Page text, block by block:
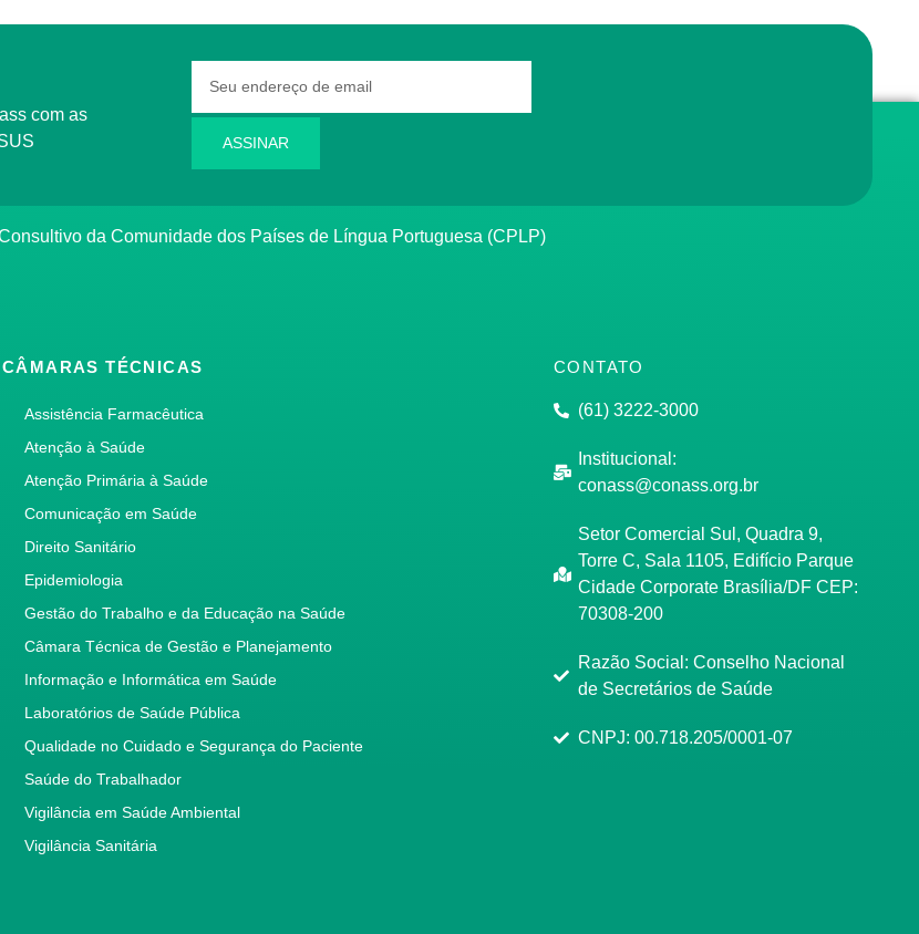
ASSINAR
Consultivo da Comunidade dos Países de Língua Portuguesa (CPLP)
CÂMARAS TÉCNICAS
Assistência Farmacêutica
Atenção à Saúde
Atenção Primária à Saúde
Comunicação em Saúde
Direito Sanitário
Epidemiologia
Gestão do Trabalho e da Educação na Saúde
Câmara Técnica de Gestão e Planejamento
Informação e Informática em Saúde
Laboratórios de Saúde Pública
Qualidade no Cuidado e Segurança do Paciente
Saúde do Trabalhador
Vigilância em Saúde Ambiental
Vigilância Sanitária
CONTATO
(61) 3222-3000
Institucional:
conass@conass.org.br
Setor Comercial Sul, Quadra 9,
Torre C, Sala 1105, Edifício Parque
Cidade Corporate Brasília/DF CEP:
70308-200
Razão Social: Conselho Nacional
de Secretários de Saúde
CNPJ: 00.718.205/0001-07